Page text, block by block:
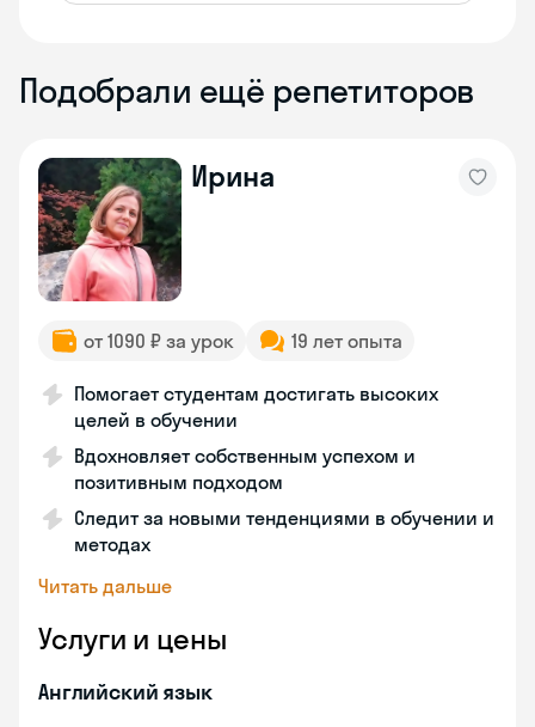
Подобрали ещё репетиторов
Ирина
от 1090 ₽ за урок 19 лет опыта
Помогает студентам достигать высоких
целей в обучении
Вдохновляет собственным успехом и
позитивным подходом
Следит за новыми тенденциями в обучении и
методах
Читать дальше
Услуги и цены
Английский язык